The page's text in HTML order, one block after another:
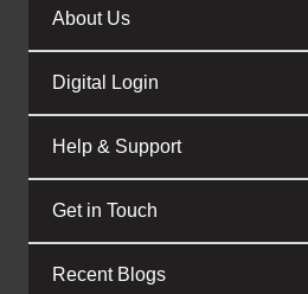
About Us
Digital Login
Help & Support
Get in Touch
Recent Blogs